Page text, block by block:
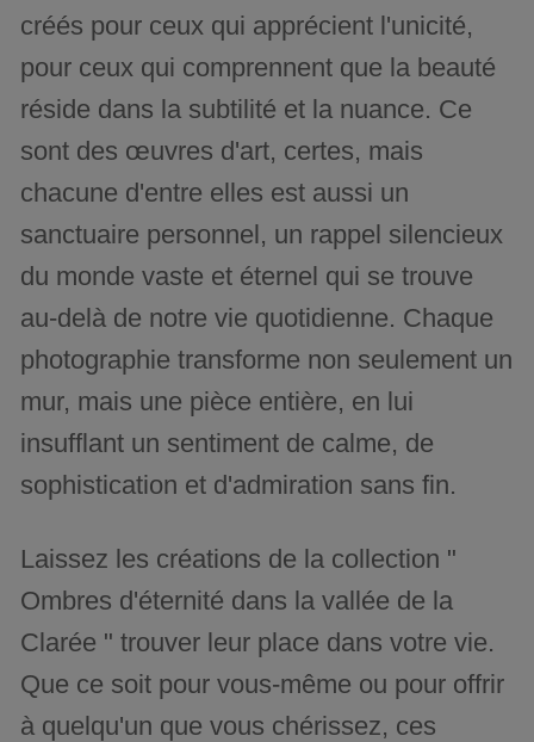
créés pour ceux qui apprécient l'unicité,
pour ceux qui comprennent que la beauté
réside dans la subtilité et la nuance. Ce
sont des œuvres d'art, certes, mais
chacune d'entre elles est aussi un
sanctuaire personnel, un rappel silencieux
du monde vaste et éternel qui se trouve
au-delà de notre vie quotidienne. Chaque
photographie transforme non seulement un
mur, mais une pièce entière, en lui
insufflant un sentiment de calme, de
sophistication et d'admiration sans fin.
Laissez les créations de la collection "
Ombres d'éternité dans la vallée de la
Clarée " trouver leur place dans votre vie.
Que ce soit pour vous-même ou pour offrir
à quelqu'un que vous chérissez, ces